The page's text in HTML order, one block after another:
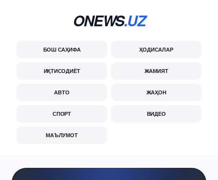
ONEWS.UZ
БОШ САҲИФА ҲОДИСАЛАР
ИҚТИСОДИЁТ ЖАМИЯТ
АВТО ЖАҲОН
СПОРТ ВИДЕО
МАЪЛУМОТ